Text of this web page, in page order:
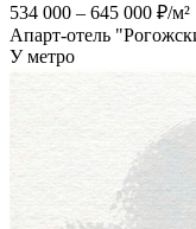
534 000 – 645 000 ₽/м²
Апарт-отель
У метро